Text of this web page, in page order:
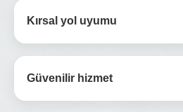
Kırsal yol uyumu
Güvenilir hizmet